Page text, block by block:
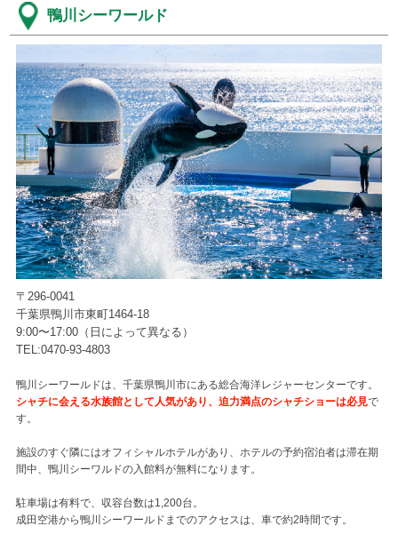
鴨川シーワールド
〒296-0041
千葉県鴨川市東町1464-18
9:00〜17:00（日によって異なる）
TEL:0470-93-4803
鴨川シーワールドは、千葉県鴨川市にある総合海洋レジャーセンターです。
シャチに会える水族館として人気があり、迫力満点のシャチショーは必見で
す。
施設のすぐ隣にはオフィシャルホテルがあり、ホテルの予約宿泊者は滞在期
間中、鴨川シーワルドの入館料が無料になります。
駐車場は有料で、収容台数は1,200台。
成田空港から鴨川シーワールドまでのアクセスは、車で約2時間です。